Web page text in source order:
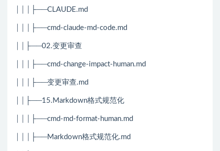
│││├──CLAUDE.md
│││├──cmd-claude-md-code.md
││├──02.变更审查
│││├──cmd-change-impact-human.md
│││├──变更审查.md
││├──15.Markdown格式规范化
│││├──cmd-md-format-human.md
│││├──Markdown格式规范化.md